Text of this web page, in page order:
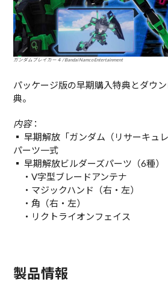
ガンダムブレイカー４ / Bandai Namco Entertainment
パッケージ版の早期購入特典とダウ
典。
内容：
▪︎ 早期解放「ガンダム（リサーキュ
パーツ一式
▪︎ 早期解放ビルダーズパーツ（6種）
・V字型ブレードアンテナ
・マジックハンド（右・左）
・角（右・左）
・リクトライオンフェイス
製品情報